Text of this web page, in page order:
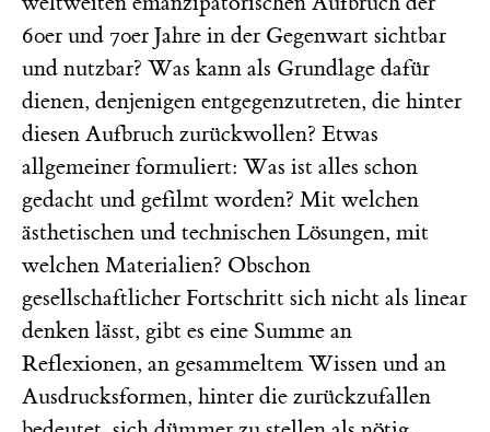
60er und 70er Jahre in der Gegenwart sichtbar
und nutzbar? Was kann als Grundlage dafür
dienen, denjenigen entgegenzutreten, die hinter
diesen Aufbruch zurückwollen? Etwas
allgemeiner formuliert: Was ist alles schon
gedacht und gefilmt worden? Mit welchen
ästhetischen und technischen Lösungen, mit
welchen Materialien? Obschon
gesellschaftlicher Fortschritt sich nicht als linear
denken lässt, gibt es eine Summe an
Reflexionen, an gesammeltem Wissen und an
Ausdrucksformen, hinter die zurückzufallen